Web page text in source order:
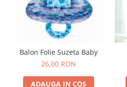
Balon Folie Suzeta Baby
26,00 RON
ADAUGA IN COS